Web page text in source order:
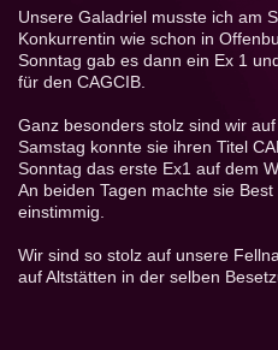
Unsere Galadriel musste ich am
Konkurrentin wie schon in
Sonntag gab es dann ein Ex 1
für den CAGCIB.
Ganz besonders stolz sind wir
Samstag konnte sie ihren Titel
Sonntag das erste Ex1 auf dem
An beiden Tagen machte sie
einstimmig.
Wir sind so stolz auf unsere
auf Altstätten in der selben